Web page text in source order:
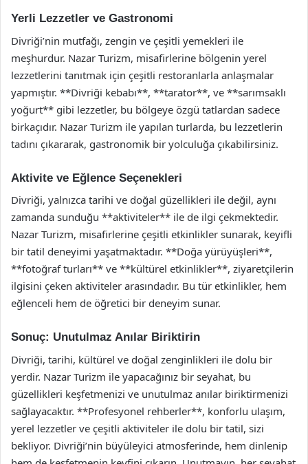
Yerli Lezzetler ve Gastronomi
Divriği’nin mutfağı, zengin ve çeşitli yemekleri ile
meşhurdur. Nazar Turizm, misafirlerine bölgenin yerel
lezzetlerini tanıtmak için çeşitli restoranlarla anlaşmalar
yapmıştır. **Divriği kebabı**, **tarator**, ve **sarımsaklı
yoğurt** gibi lezzetler, bu bölgeye özgü tatlardan sadece
birkaçıdır. Nazar Turizm ile yapılan turlarda, bu lezzetlerin
tadını çıkararak, gastronomik bir yolculuğa çıkabilirsiniz.
Aktivite ve Eğlence Seçenekleri
Divriği, yalnızca tarihi ve doğal güzellikleri ile değil, aynı
zamanda sunduğu **aktiviteler** ile de ilgi çekmektedir.
Nazar Turizm, misafirlerine çeşitli etkinlikler sunarak, keyifli
bir tatil deneyimi yaşatmaktadır. **Doğa yürüyüşleri**,
**fotoğraf turları** ve **kültürel etkinlikler**, ziyaretçilerin
ilgisini çeken aktiviteler arasındadır. Bu tür etkinlikler, hem
eğlenceli hem de öğretici bir deneyim sunar.
Sonuç: Unutulmaz Anılar Biriktirin
Divriği, tarihi, kültürel ve doğal zenginlikleri ile dolu bir
yerdir. Nazar Turizm ile yapacağınız bir seyahat, bu
güzellikleri keşfetmenizi ve unutulmaz anılar biriktirmenizi
sağlayacaktır. **Profesyonel rehberler**, konforlu ulaşım,
yerel lezzetler ve çeşitli aktiviteler ile dolu bir tatil, sizi
bekliyor. Divriği’nin büyüleyici atmosferinde, hem dinlenip